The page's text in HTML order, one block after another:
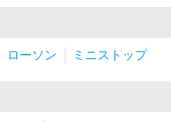
ローソン ミニストップ